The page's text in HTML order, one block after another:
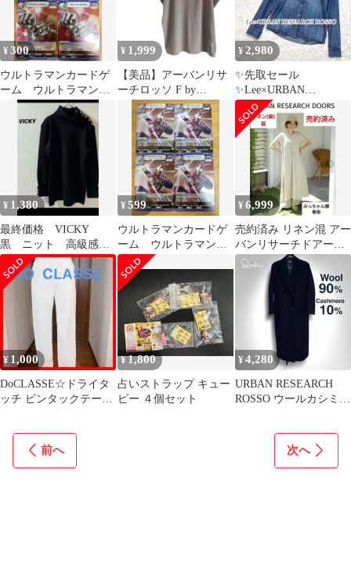
¥300
ウルトラマンカードゲ
ーム ウルトラマンネ
クサス R BP03-010 4
枚 美品
¥ 1,999
【美品】アーバンリサ
ーチロッソ F by
ROSSO ドルマンカット
ソー 茶 F
¥2,980
✨先取セール
✨Lee×URBAN
RESEARCH デニムシャ
ツ 長袖 M
¥ 1,380
最終価格 VICKY
黒 ニット 高級感
プラステ ZARA 好
きな方
¥599
ウルトラマンカードゲ
ーム ウルトラマンテ
ィガ RR UD01-003 4
枚 美品
¥6,999
売約済み リネン混 アー
バンリサーチドアーズ
ドット ワンピース
¥ 1,000
DoCLASSE☆ドライタ
ッチ ピンタックテーパ
¥1,800
占いストラップ キュー
ピー ４個セット
¥4,280
URBAN RESEARCH
ROSSO ウールカシミヤ
前へ 次へ